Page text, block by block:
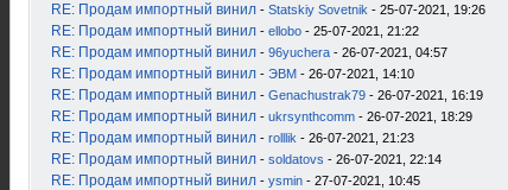
RE: Продам импортный винил - Statskiy Sovetnik - 25-07-2021, 19:26
RE: Продам импортный винил - ellobo - 25-07-2021, 21:22
RE: Продам импортный винил - 96yuchera - 26-07-2021, 04:57
RE: Продам импортный винил - ЭВМ - 26-07-2021, 14:10
RE: Продам импортный винил - Genachustrak79 - 26-07-2021, 16:19
RE: Продам импортный винил - ukrsynthcomm - 26-07-2021, 18:29
RE: Продам импортный винил - rolllik - 26-07-2021, 21:23
RE: Продам импортный винил - soldatovs - 26-07-2021, 22:14
RE: Продам импортный винил - ysmin - 27-07-2021, 10:45